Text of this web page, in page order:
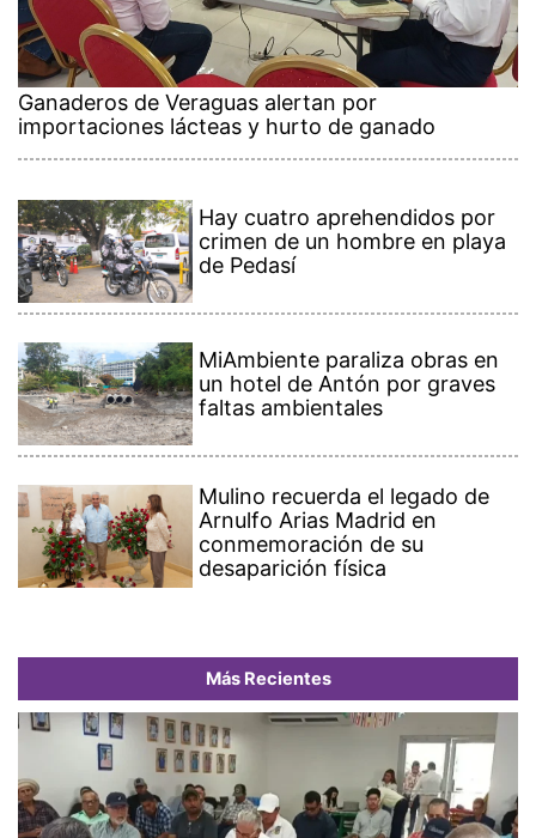
Ganaderos de Veraguas alertan por
importaciones lácteas y hurto de ganado
Hay cuatro aprehendidos por
crimen de un hombre en playa
de Pedasí
MiAmbiente paraliza obras en
un hotel de Antón por graves
faltas ambientales
Mulino recuerda el legado de
Arnulfo Arias Madrid en
conmemoración de su
desaparición física
Más Recientes